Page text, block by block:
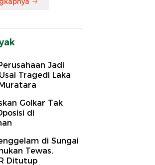
Jadi
Tragedi Laka
Golkar Tak
di
di Sungai
Tewas,
Ditutup